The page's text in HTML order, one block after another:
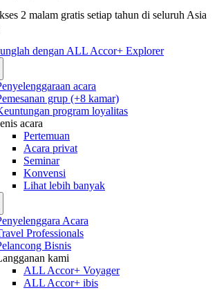
2 malam gratis setiap tahun di seluruh Asia
dengan ALL Accor+ Explorer
acara
grup (+8 kamar)
program loyalitas
acara
Pertemuan
Acara privat
Seminar
Konvensi
Lihat lebih banyak
Acara
Professionals
Bisnis
kami
ALL Accor+ Voyager
ALL Accor+ ibis